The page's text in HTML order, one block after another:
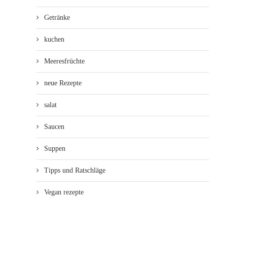
Getränke
kuchen
Meeresfrüchte
neue Rezepte
salat
Saucen
Suppen
Tipps und Ratschläge
Vegan rezepte